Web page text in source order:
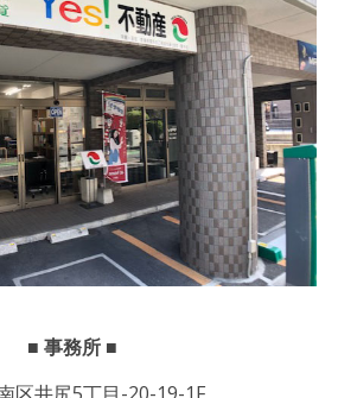
■ 事務所 ■
区井尻5丁目-20-19-1F